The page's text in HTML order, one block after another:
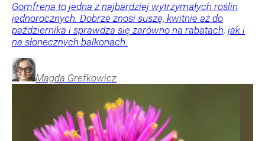
Gomfrena to jedna z najbardziej wytrzymałych roślin
jednorocznych. Dobrze znosi suszę, kwitnie aż do
października i sprawdza się zarówno na rabatach, jak i
na słonecznych balkonach.
Magda Grefkowicz